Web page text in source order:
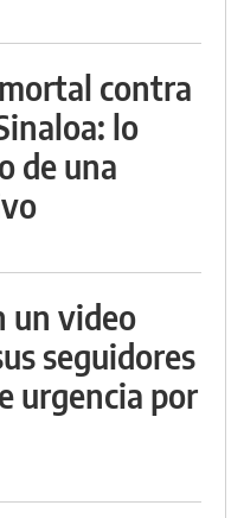
contra
lo
de una
un video
seguidores
urgencia por